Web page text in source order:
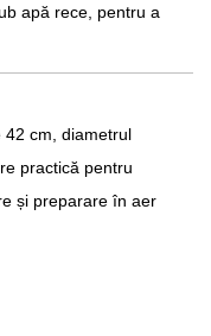
apă rece, pentru a
cm, diametrul
practică pentru
și preparare în aer